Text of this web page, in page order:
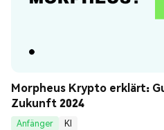
Morpheus Krypto erklärt:
Zukunft 2024
Anfänger
KI